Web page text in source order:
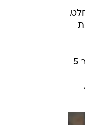
הצעת הנישואים עצמה התקיימה בתחילת החודש, אחרי שהארי ביקש את רשות המלכה (כמספר 5